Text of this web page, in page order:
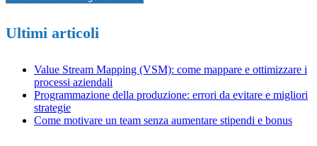
Ultimi articoli
Value Stream Mapping (VSM): come mappare e ottimizzare i
processi aziendali
Programmazione della produzione: errori da evitare e migliori
strategie
Come motivare un team senza aumentare stipendi e bonus